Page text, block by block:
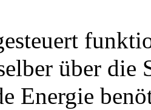
über die
Energie